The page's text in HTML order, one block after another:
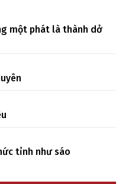
một phát là thành dở
tỉnh như sáo